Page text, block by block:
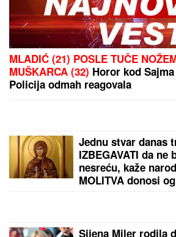
INTERNET, kad ju
EKRANU ugasio je
šokirala, majka
karijeru! Ovo je